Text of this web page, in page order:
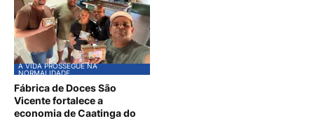
A VIDA PROSSEGUE NA
NORMALIDADE
Fábrica de Doces São
Vicente fortalece a
economia de Caatinga do